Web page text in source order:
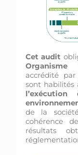
Cet audit
accrédité
sont
de la
cohérence
résultats